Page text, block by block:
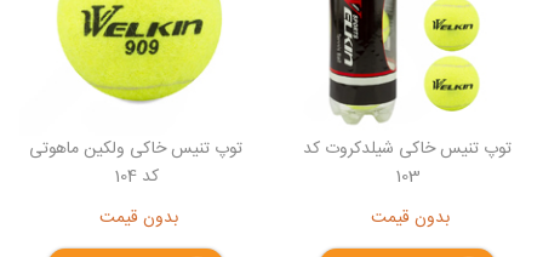
توپ تنیس خاکی شیلدکروت کد
103
بدون قیمت
توپ تنیس خاکی ولکین ماهوتی
کد 104
بدون قیمت